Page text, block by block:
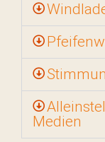
Medien